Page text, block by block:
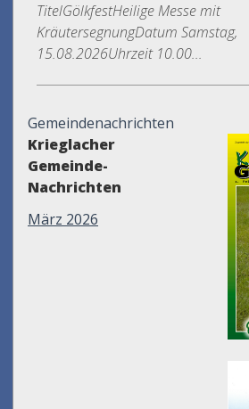
TitelGölkfestHeilige Messe mit
KräutersegnungDatum Samstag,
15.08.2026Uhrzeit 10.00...
Gemeindenachrichten
Krieglacher
Gemeinde-
Nachrichten
März 2026